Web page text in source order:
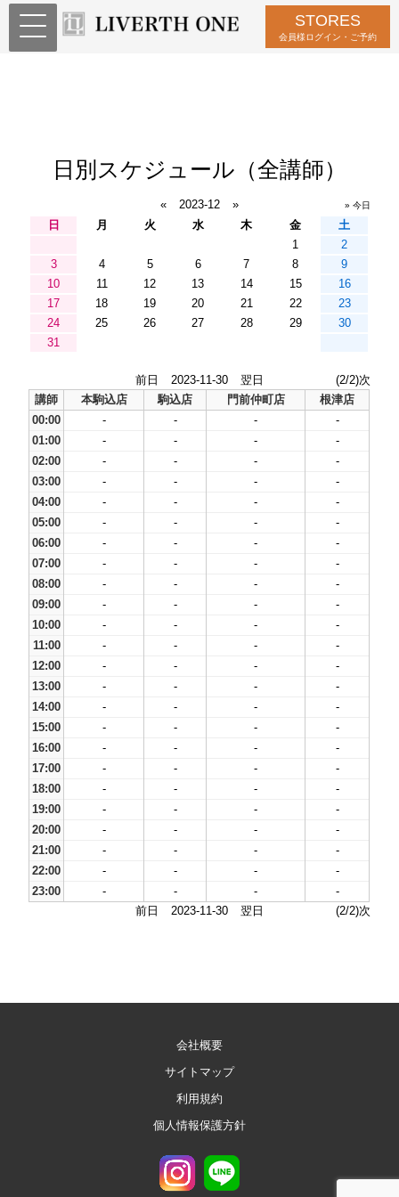
STORES
会員様ログイン・ご予約
日別スケジュール（全講師）
« 2023-12 » » 今日
日 月 火 水 木 金
土
1
2
3
4 5 6 7 8
9
10
11 12 13 14 15
16
17
18 19 20 21 22
23
24
25 26 27 28 29
30
31
前日 2023-11-30 翌日
(2/2)次
講師
本駒込店 駒込店 門前仲町店
根津店
00:00
- - -
-
01:00
- - -
-
02:00
- - -
-
03:00
- - -
-
04:00
- - -
-
05:00
- - -
-
06:00
- - -
-
07:00
- - -
-
08:00
- - -
-
09:00
- - -
-
10:00
- - -
-
11:00
- - -
-
12:00
- - -
-
13:00
- - -
-
14:00
- - -
-
15:00
- - -
-
16:00
- - -
-
17:00
- - -
-
18:00
- - -
-
19:00
- - -
-
20:00
- - -
-
21:00
- - -
-
22:00
- - -
-
23:00
- - -
-
前日
2023-11-30 翌日 (2/2)次
会社概要
サイトマップ
利用規約
個人情報保護方針